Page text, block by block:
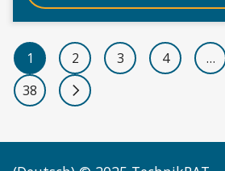
1 2 3 4 …
38
Next page